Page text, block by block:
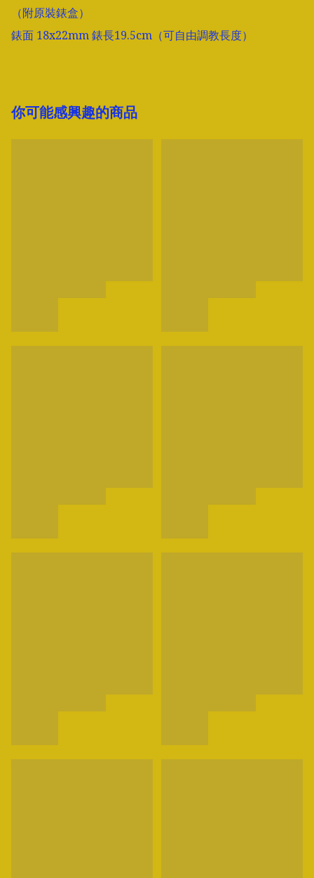
（附原裝錶盒）
你可能感興趣的商品